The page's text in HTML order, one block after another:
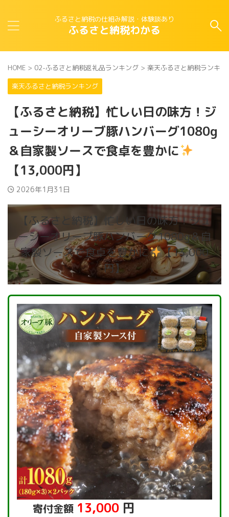
ふるさと納税の仕組み解説・体験談あり
ふるさと納税わかる
HOME > 02-ふるさと納税返礼品ランキング > 楽天ふるさと納税ランキン
楽天ふるさと納税ランキング
【ふるさと納税】忙しい日の味方！ジ
ューシーオリーブ豚ハンバーグ1080g
＆自家製ソースで食卓を豊かに
【13,000円】
2026年1月31日
【ふるさと納税】忙しい日の味方！ジュ
ーシーオリーブ豚ハンバーグ1080g＆自
家製ソースで食卓を豊かに
【13,000
円】
寄付金額 13,000円